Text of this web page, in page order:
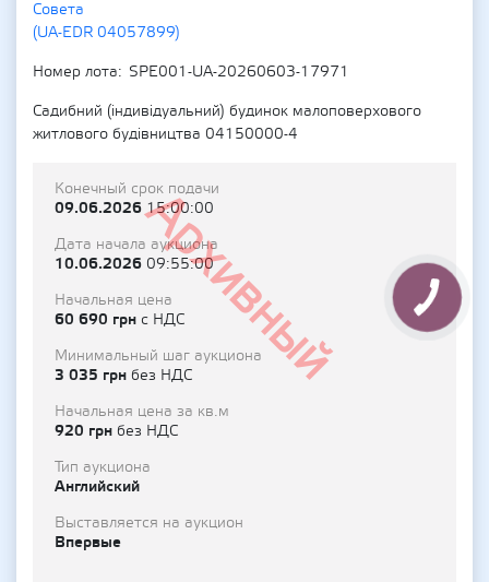
Совета
(UA-EDR 04057899)
Номер лота
SPE001-UA-20260603-17971
Садибний (індивідуальний) будинок малоповерхового
житлового будівництва 04150000-4
Архивный
Конечный срок подачи
09.06.202615:00:00
Дата начала аукциона
10.06.2026 09:55:00
Начальная цена
60 690 грн с НДС
Минимальный шаг аукциона
3 035 грн без НДС
Начальная цена за кв.м
920 грн без НДС
Тип аукциона
Английский
Выставляется на аукцион
Впервые